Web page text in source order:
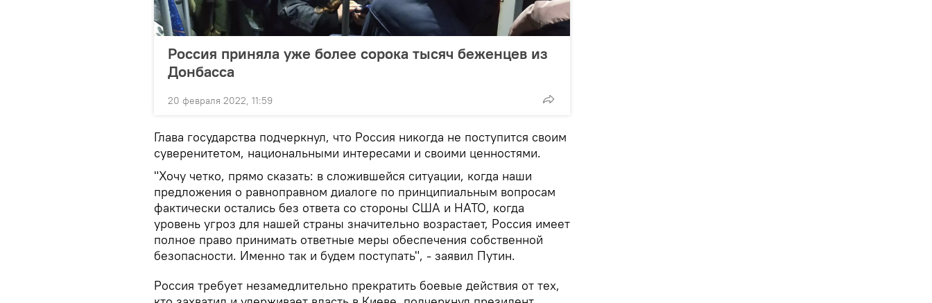
Россия приняла уже более сорока тысяч беженцев из
Донбасса
20 февраля 2022, 11:59
Глава государства подчеркнул, что Россия никогда не поступится своим
суверенитетом, национальными интересами и своими ценностями.
"Хочу четко, прямо сказать: в сложившейся ситуации, когда наши
предложения о равноправном диалоге по принципиальным вопросам
фактически остались без ответа со стороны США и НАТО, когда
уровень угроз для нашей страны значительно возрастает, Россия имеет
полное право принимать ответные меры обеспечения собственной
безопасности. Именно так и будем поступать", - заявил Путин.
Россия требует незамедлительно прекратить боевые действия от тех,